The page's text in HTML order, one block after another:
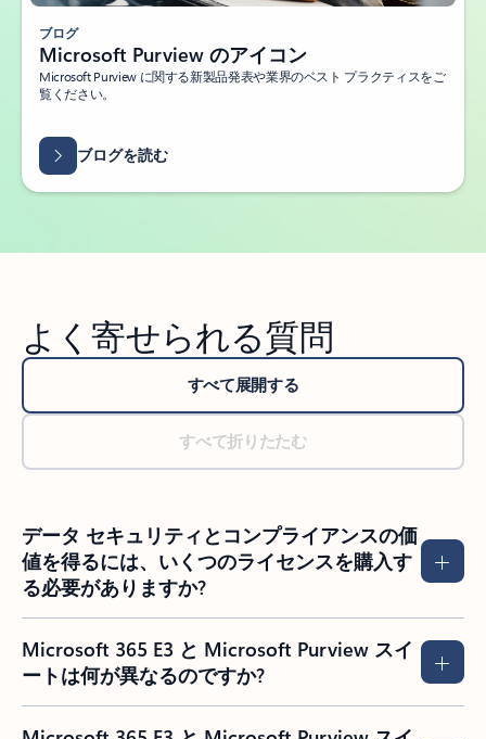
ブログ
Microsoft Purview のアイコン
Microsoft Purview に関する新製品発表や業界のベスト プラクティスをご
覧ください。
ブログを読む
よく寄せられる質問
すべて展開する
すべて折りたたむ
データ セキュリティとコンプライアンスの価
値を得るには、いくつのライセンスを購入す
る必要がありますか?
Microsoft 365 E3 と Microsoft Purview スイ
ートは何が異なるのですか?